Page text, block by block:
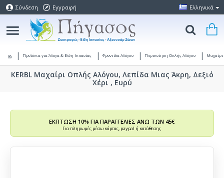
Σύνδεση Εγγραφή Ελληνικά
Προϊόντα για Άλογα & Είδη Ιππασίας Φροντίδα Αλόγου Περιποίηση Οπλής Αλόγου
KERBL Μαχαίρι Οπλής Αλόγου, Λεπίδα Μιας Άκρη, Δεξιό
Χέρι , Ευρύ
ΕΚΠΤΩΣΗ 10% ΓΙΑ ΠΑΡΑΓΓΕΛΙΕΣ ΑΝΩ ΤΩΝ 45€
Για πληρωμές μέσω κάρτας, paypal ή κατάθεσης